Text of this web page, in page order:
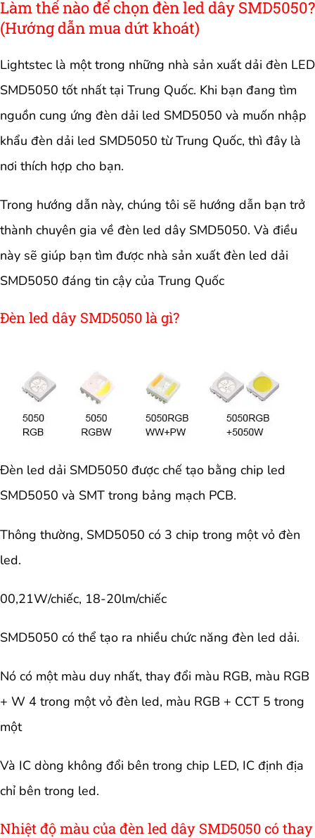
Làm thế nào để chọn đèn led dây SMD5050?
(Hướng dẫn mua dứt khoát)
Lightstec là một trong những nhà sản xuất dải đèn LED
SMD5050 tốt nhất tại Trung Quốc. Khi bạn đang tìm
nguồn cung ứng đèn dải led SMD5050 và muốn nhập
khẩu đèn dải led SMD5050 từ Trung Quốc, thì đây là
nơi thích hợp cho bạn.
Trong hướng dẫn này, chúng tôi sẽ hướng dẫn bạn trở
thành chuyên gia về đèn led dây SMD5050. Và điều
này sẽ giúp bạn tìm được nhà sản xuất đèn led dải
SMD5050 đáng tin cậy của Trung Quốc
Đèn led dây SMD5050 là gì?
Đèn led dải SMD5050 được chế tạo bằng chip led
SMD5050 và SMT trong bảng mạch PCB.
Thông thường, SMD5050 có 3 chip trong một vỏ đèn
led.
00,21W/chiếc, 18-20lm/chiếc
SMD5050 có thể tạo ra nhiều chức năng đèn led dải.
Nó có một màu duy nhất, thay đổi màu RGB, màu RGB
+ W 4 trong một vỏ đèn led, màu RGB + CCT 5 trong
một
Và IC dòng không đổi bên trong chip LED, IC định địa
chỉ bên trong led.
Nhiệt độ màu của đèn led dây SMD5050 có thay